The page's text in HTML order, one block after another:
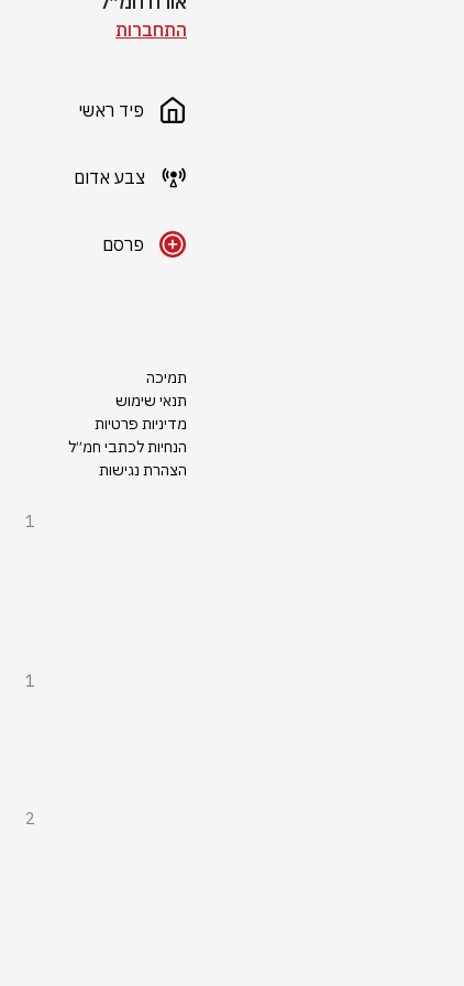
התחברות
פיד ראשי
צבע אדום
פרסם
תמיכה
תנאי שימוש
מדיניות פרטיות
הנחיות לכתבי חמ״ל
הצהרת נגישות
1
1
2